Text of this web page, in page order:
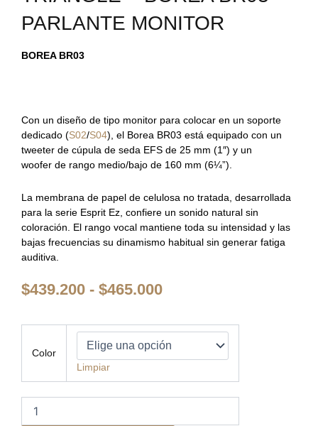
PARLANTE MONITOR
BOREA BR03
Con un diseño de tipo monitor para colocar en un soporte
dedicado (S02/S04), el Borea BR03 está equipado con un
tweeter de cúpula de seda EFS de 25 mm (1″) y un
woofer de rango medio/bajo de 160 mm (6¼”).
La membrana de papel de celulosa no tratada, desarrollada
para la serie Esprit Ez, confiere un sonido natural sin
coloración. El rango vocal mantiene toda su intensidad y las
bajas frecuencias su dinamismo habitual sin generar fatiga
auditiva.
$439.200 - $465.000Rango
desde
$439.200
hasta
$465.000
Color
Limpiar
Borea
Monitor